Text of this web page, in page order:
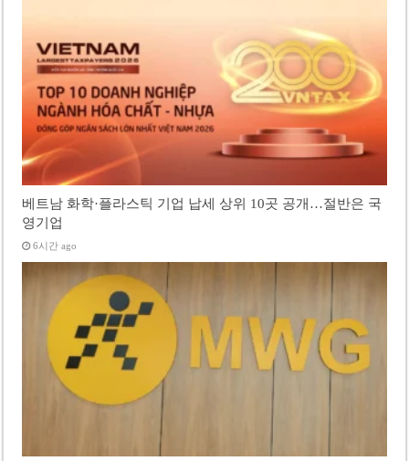
베트남 화학·플라스틱 기업 납세 상위 10곳 공개…절반은 국
영기업
6시간 ago